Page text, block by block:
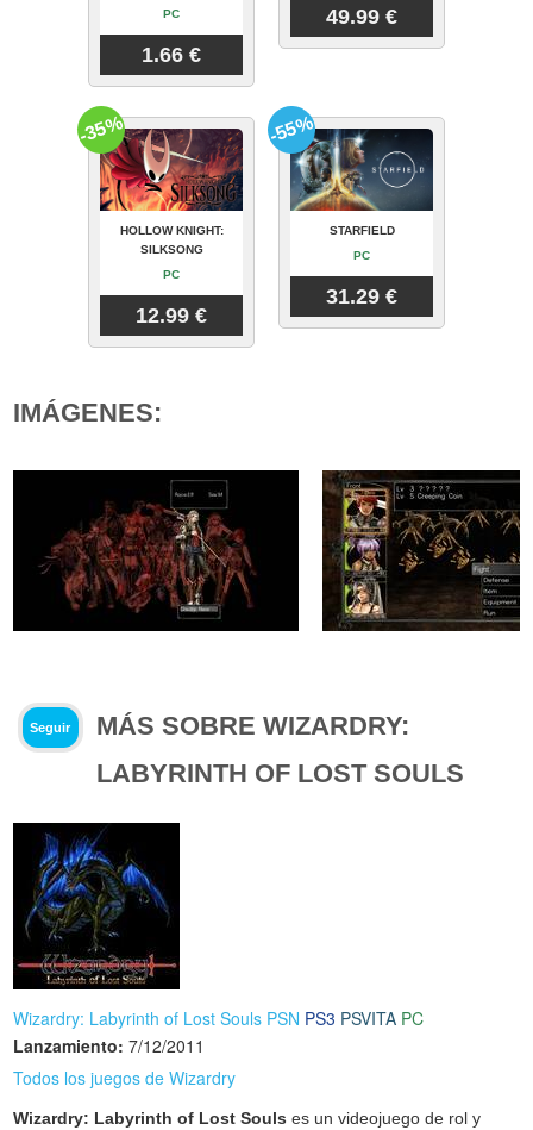
PC
1.66 €
49.99 €
HOLLOW KNIGHT:
SILKSONG
PC
12.99 €
-35%
STARFIELD
PC
31.29 €
-55%
IMÁGENES:
Seguir
MÁS SOBRE WIZARDRY:
LABYRINTH OF LOST SOULS
Wizardry: Labyrinth of Lost Souls PSN PS3 PSVITA PC
Lanzamiento: 7/12/2011
Todos los juegos de Wizardry
Wizardry: Labyrinth of Lost Souls es un videojuego de rol y